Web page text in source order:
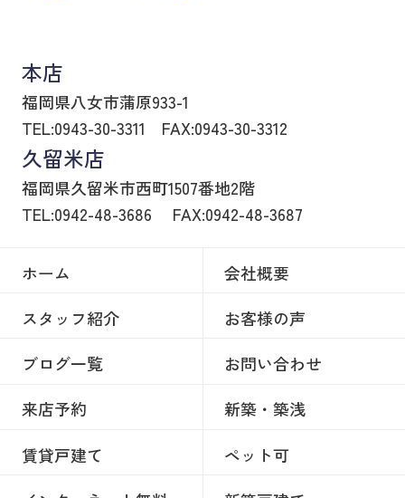
本店
福岡県八女市蒲原933-1
TEL:0943-30-3311
FAX:0943-30-3312
久留米店
福岡県久留米市西町1507番地2階
TEL:0942-48-3686
FAX:0942-48-3687
ホーム
会社概要
スタッフ紹介
お客様の声
ブログ一覧
お問い合わせ
来店予約
新築・築浅
賃貸戸建て
ペット可